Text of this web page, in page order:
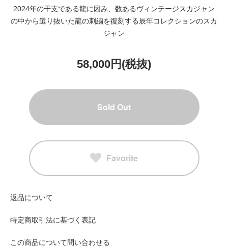
2024年の干支である龍に因み、数あるヴィンテージスカジャン
の中から選り抜いた龍の刺繍を復刻する辰年コレクションのスカ
ジャン
58,000円(税抜)
Sold Out
Favorite
返品について
特定商取引法に基づく表記
この商品について問い合わせる